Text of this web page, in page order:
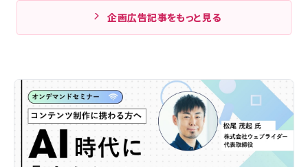
企画広告記事をもっと見る